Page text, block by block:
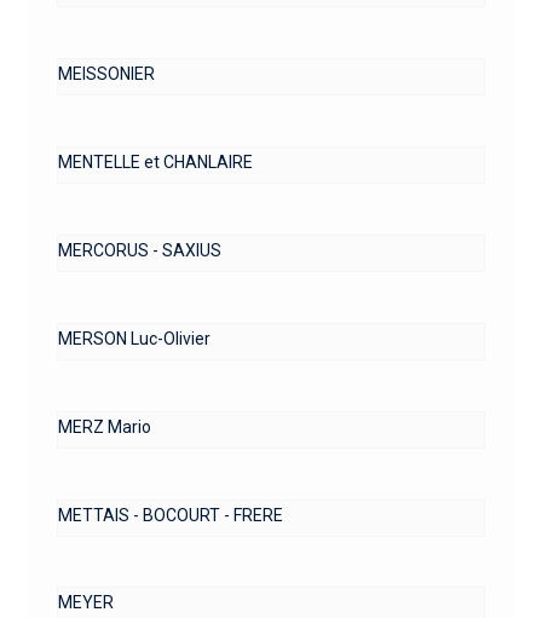
MEISSONIER
MENTELLE et CHANLAIRE
MERCORUS - SAXIUS
MERSON Luc-Olivier
MERZ Mario
METTAIS - BOCOURT - FRERE
MEYER